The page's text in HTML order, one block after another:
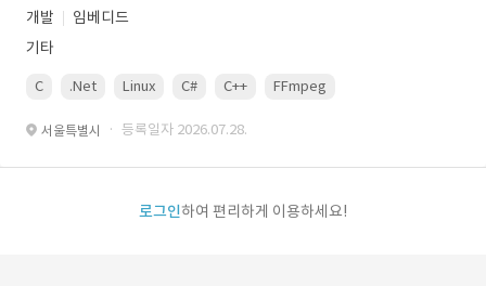
개발
임베디드
기타
C .Net Linux C# C++ FFmpeg
서울특별시 · 등록일자 2026.07.28.
로그인하여 편리하게 이용하세요!